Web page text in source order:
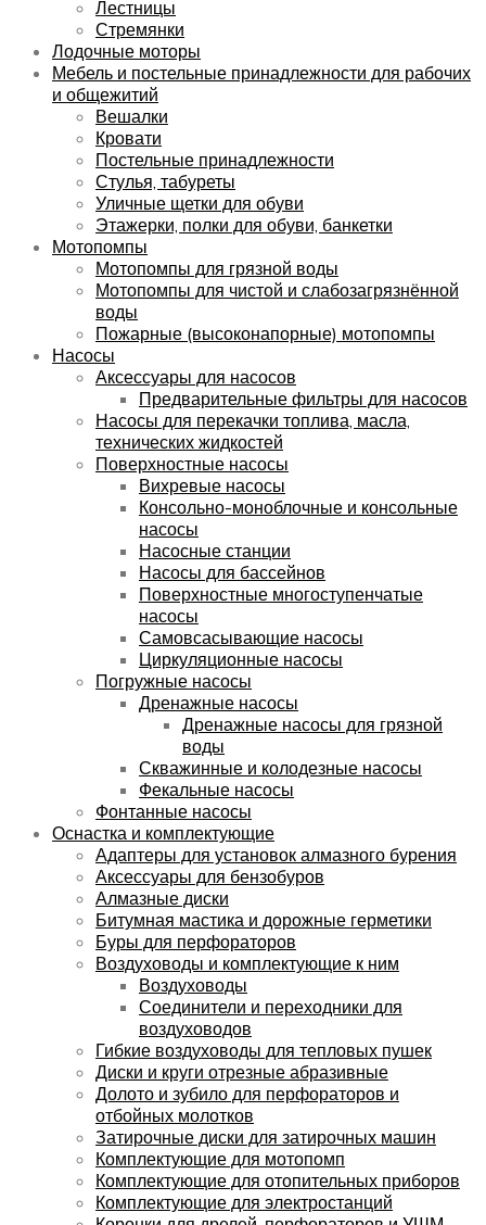
Лестницы
Стремянки
Лодочные моторы
Мебель и постельные принадлежности для рабочих
и общежитий
Вешалки
Кровати
Постельные принадлежности
Стулья, табуреты
Уличные щетки для обуви
Этажерки, полки для обуви, банкетки
Мотопомпы
Мотопомпы для грязной воды
Мотопомпы для чистой и слабозагрязнённой
воды
Пожарные (высоконапорные) мотопомпы
Насосы
Аксессуары для насосов
Предварительные фильтры для насосов
Насосы для перекачки топлива, масла,
технических жидкостей
Поверхностные насосы
Вихревые насосы
Консольно-моноблочные и консольные
насосы
Насосные станции
Насосы для бассейнов
Поверхностные многоступенчатые
насосы
Самовсасывающие насосы
Циркуляционные насосы
Погружные насосы
Дренажные насосы
Дренажные насосы для грязной
воды
Скважинные и колодезные насосы
Фекальные насосы
Фонтанные насосы
Оснастка и комплектующие
Адаптеры для установок алмазного бурения
Аксессуары для бензобуров
Алмазные диски
Битумная мастика и дорожные герметики
Буры для перфораторов
Воздуховоды и комплектующие к ним
Воздуховоды
Соединители и переходники для
воздуховодов
Гибкие воздуховоды для тепловых пушек
Диски и круги отрезные абразивные
Долото и зубило для перфораторов и
отбойных молотков
Затирочные диски для затирочных машин
Комплектующие для мотопомп
Комплектующие для отопительных приборов
Комплектующие для электростанций